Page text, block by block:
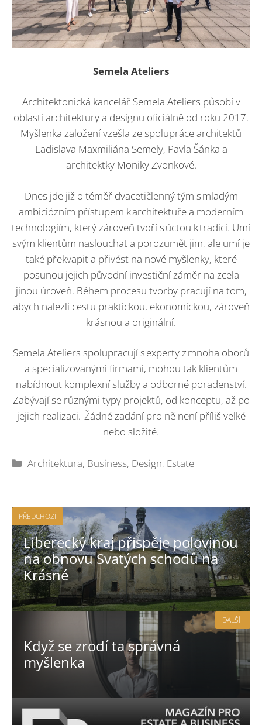
Semela Ateliers
Architektonická kancelář Semela Ateliers působí v
oblasti architektury a designu oficiálně od roku 2017.
Myšlenka založení vzešla ze spolupráce architektů
Ladislava Maxmiliána Semely, Pavla Šánka a
architektky Moniky Zvonkové.
Dnes jde již o téměř dvacetičlenný tým s mladým
ambiciózním přístupem k architektuře a moderním
technologiím, který zároveň tvoří s úctou k tradici. Umí
svým klientům naslouchat a porozumět jim, ale umí je
také překvapit a přivést na nové myšlenky, které
posunou jejich původní investiční záměr na zcela
jinou úroveň. Během procesu tvorby pracují na tom,
abych nalezli cestu praktickou, ekonomickou, zároveň
krásnou a originální.
Semela Ateliers spolupracují s experty z mnoha oborů
a specializovanými firmami, mohou tak klientům
nabídnout komplexní služby a odborné poradenství.
Zabývají se různými typy projektů, od konceptu, až po
jejich realizaci. Žádné zadání pro ně není příliš velké
nebo složité.
Rubriky
Architektura, Business, Design, Estate
PŘEDCHOZÍ
Liberecký kraj přispěje polovinou
na obnovu Svatých schodů na
Krásné
Když se zrodí ta správná
myšlenka
DALŠÍ